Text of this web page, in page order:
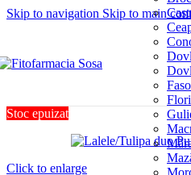
Skip to navigation Skip to main
Flori
Stoc epuizat
Click to enlarge